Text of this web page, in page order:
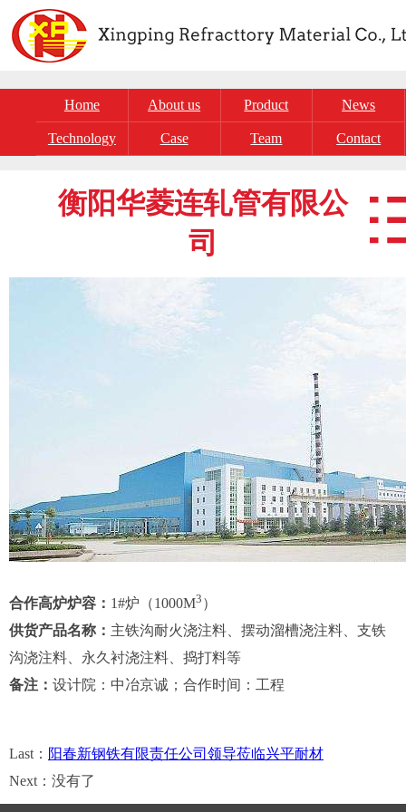
Home About us Product News
Technology Case Team Contact
衡阳华菱连轧管有限公
司
合作高炉炉容： 1#炉（1000M3 ）
供货产品名称： 主铁沟耐火浇注料、摆动溜槽浇注料、支铁
沟浇注料、永久衬浇注料、捣打料等
备注： 设计院：中冶京诚；合作时间：工程
Last： 阳春新钢铁有限责任公司领导莅临兴平耐材
Next：没有了